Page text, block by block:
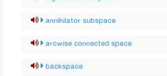
annihilator subspace
arcwise connected space
backspace